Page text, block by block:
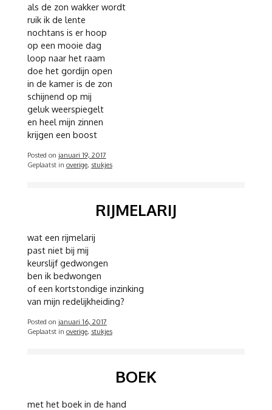
als de zon wakker wordt
ruik ik de lente
nochtans is er hoop
op een mooie dag
loop naar het raam
doe het gordijn open
in de kamer is de zon
schijnend op mij
geluk weerspiegelt
en heel mijn zinnen
krijgen een boost
Posted on januari 19, 2017
Geplaatst in overige, stukjes
RIJMELARIJ
wat een rijmelarij
past niet bij mij
keurslijf gedwongen
ben ik bedwongen
of een kortstondige inzinking
van mijn redelijkheiding?
Posted on januari 16, 2017
Geplaatst in overige, stukjes
BOEK
met het boek in de hand